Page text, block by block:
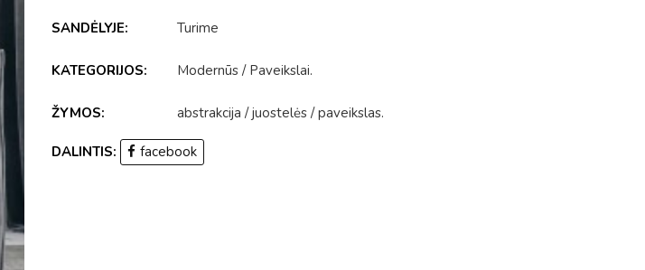
SANDĖLYJE: Turime
KATEGORIJOS: Modernūs / Paveikslai.
ŽYMOS: abstrakcija /juostelės /paveikslas.
DALINTIS: facebook